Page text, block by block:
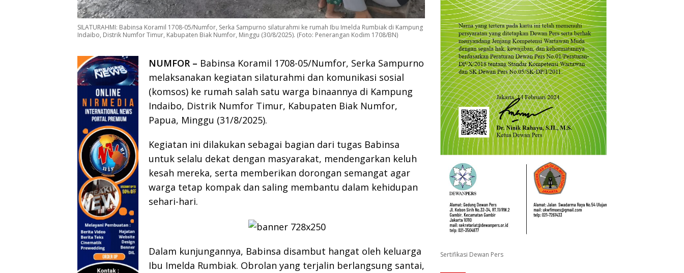
SILATURAHMI: Babinsa Koramil 1708-05/Numfor, Serka Sampurno silaturahmi ke rumah Ibu Imelda Rumbiak di Kampung
Indaibo, Distrik Numfor Timur, Kabupaten Biak Numfor, Minggu (30/8/2025). (Foto: Penerangan Kodim 1708/BN)
NUMFOR – Babinsa Koramil 1708-05/Numfor, Serka Sampurno
melaksanakan kegiatan silaturahmi dan komunikasi sosial
(komsos) ke rumah salah satu warga binaannya di Kampung
Indaibo, Distrik Numfor Timur, Kabupaten Biak Numfor,
Papua, Minggu (31/8/2025).
Kegiatan ini dilakukan sebagai bagian dari tugas Babinsa
untuk selalu dekat dengan masyarakat, mendengarkan keluh
kesah mereka, serta memberikan dorongan semangat agar
warga tetap kompak dan saling membantu dalam kehidupan
sehari-hari.
Dalam kunjungannya, Babinsa disambut hangat oleh keluarga
Ibu Imelda Rumbiak. Obrolan yang terjalin berlangsung santai,
Sertifikasi Dewan Pers